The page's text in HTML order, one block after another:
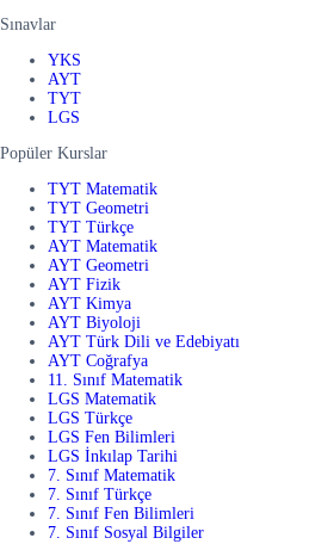
Sınavlar
YKS
AYT
TYT
LGS
Popüler Kurslar
TYT Matematik
TYT Geometri
TYT Türkçe
AYT Matematik
AYT Geometri
AYT Fizik
AYT Kimya
AYT Biyoloji
AYT Türk Dili ve Edebiyatı
AYT Coğrafya
11. Sınıf Matematik
LGS Matematik
LGS Türkçe
LGS Fen Bilimleri
LGS İnkılap Tarihi
7. Sınıf Matematik
7. Sınıf Türkçe
7. Sınıf Fen Bilimleri
7. Sınıf Sosyal Bilgiler